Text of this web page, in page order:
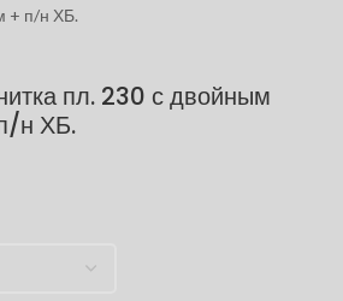
+ п/н ХБ.
пл. 230 с двойным
н ХБ.